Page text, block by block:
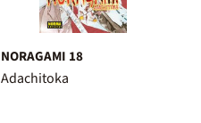
NORAGAMI 18
Adachitoka